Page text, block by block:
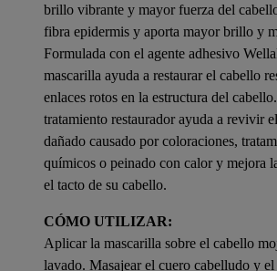
brillo vibrante y mayor fuerza del
fibra epidermis y aporta mayor brillo y
Formulada con el agente adhesivo
mascarilla ayuda a restaurar el cabello
enlaces rotos en la estructura del
tratamiento restaurador ayuda a revivir
dañado causado por coloraciones,
químicos o peinado con calor y mejora
el tacto de su cabello.
CÓMO UTILIZAR:
Aplicar la mascarilla sobre el cabello
lavado. Masajear el cuero cabelludo y